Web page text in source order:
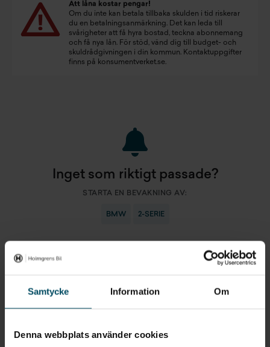
Samtycke Information Om
Denna webbplats använder cookies
Att låna kostar pengar!
Om du inte kan betala tillbaka skulden i tid riskerar
du en betalningsanmärkning. Det kan leda till
svårigheter att få hyra bostad, teckna abonnemang
och få nya lån. För stöd, vänd dig till budget- och
skuldrådgivningen i din kommun. Kontaktuppgifter
finns på konsumentverket.se.
Inget som riktigt passade?
STARTA EN BEVAKNING AV:
BMW 2-SERIE
Jag vill starta en bevakning
när vi får in fordon som motsvarar din sökning.